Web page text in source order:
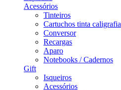
Acessórios
Tinteiros
Cartuchos tinta caligrafia
Conversor
Recargas
Aparo
Notebooks / Cadernos
Gift
Isqueiros
Acessórios